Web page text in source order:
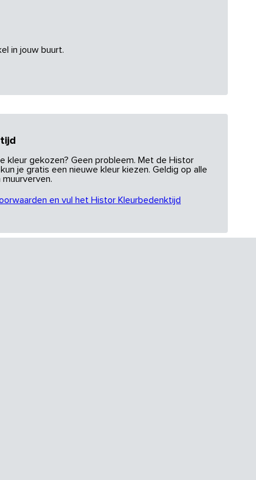
in jouw buurt.
kleur gekozen? Geen probleem. Met de Histor
je gratis een nieuwe kleur kiezen. Geldig op alle
en vul het Histor Kleurbedenktijd